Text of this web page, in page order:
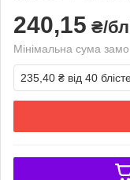
240,15 ₴/
Мінімальна сума
235,40 ₴ від 40